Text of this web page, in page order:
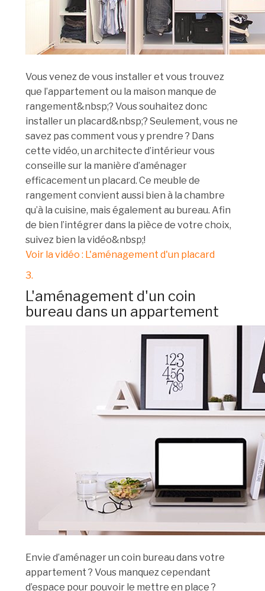
Vous venez de vous installer et vous trouvez
que l’appartement ou la maison manque de
rangement&nbsp;? Vous souhaitez donc
installer un placard&nbsp;? Seulement, vous ne
savez pas comment vous y prendre ? Dans
cette vidéo, un architecte d’intérieur vous
conseille sur la manière d’aménager
efficacement un placard. Ce meuble de
rangement convient aussi bien à la chambre
qu’à la cuisine, mais également au bureau. Afin
de bien l’intégrer dans la pièce de votre choix,
suivez bien la vidéo&nbsp;!
Voir la vidéo : L'aménagement d'un placard
3.
L'aménagement d'un coin
bureau dans un appartement
Envie d’aménager un coin bureau dans votre
appartement ? Vous manquez cependant
d’espace pour pouvoir le mettre en place ?